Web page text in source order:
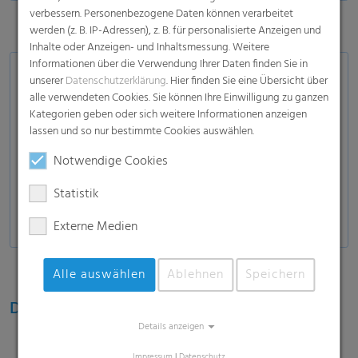
Anwendungsbereiche
Getränke:PET Flaschen, Dosen, Glasflaschen
Lebensmittel & Non-Food:Blechdosen,
Kunststoffbehälter
Flaschen, Tetra Pak-Bricks
Diverse Packformate und -größen
verbessern. Personenbezogene Daten können verarbeitet
werden (z. B. IP-Adressen), z. B. für personalisierte Anzeigen und
Inhalte oder Anzeigen- und Inhaltsmessung. Weitere
Informationen über die Verwendung Ihrer Daten finden Sie in
unsererDatenschutzerklärung. Hier finden Sie eine Übersicht über
alle verwendeten Cookies. Sie können Ihre Einwilligung zu ganzen
Kategorien geben oder sich weitere Informationen anzeigen
lassen und so nur bestimmte Cookies auswählen.
Notwendige Cookies
Statistik
Externe Medien
Alle auswählen Ablehnen Speichern
Details anzeigen